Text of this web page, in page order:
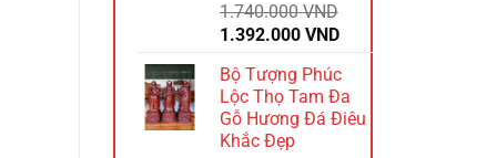
1.740.000VND
Giá
là:
1.740.000 VND.
1.392.000 VNDGiá
hiện
tại
là:
1.392.000 VND.
Bộ Tượng Phúc
Lộc Thọ Tam Đa
Gỗ Hương Đá Điêu
Khắc Đẹp